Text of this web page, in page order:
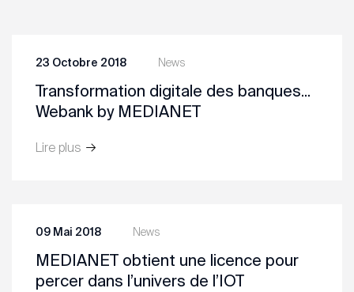
News
23 Octobre 2018
Transformation digitale des banques...
Webank by MEDIANET
Lire plus
News
09 Mai 2018
MEDIANET obtient une licence pour
percer dans l’univers de l’IOT